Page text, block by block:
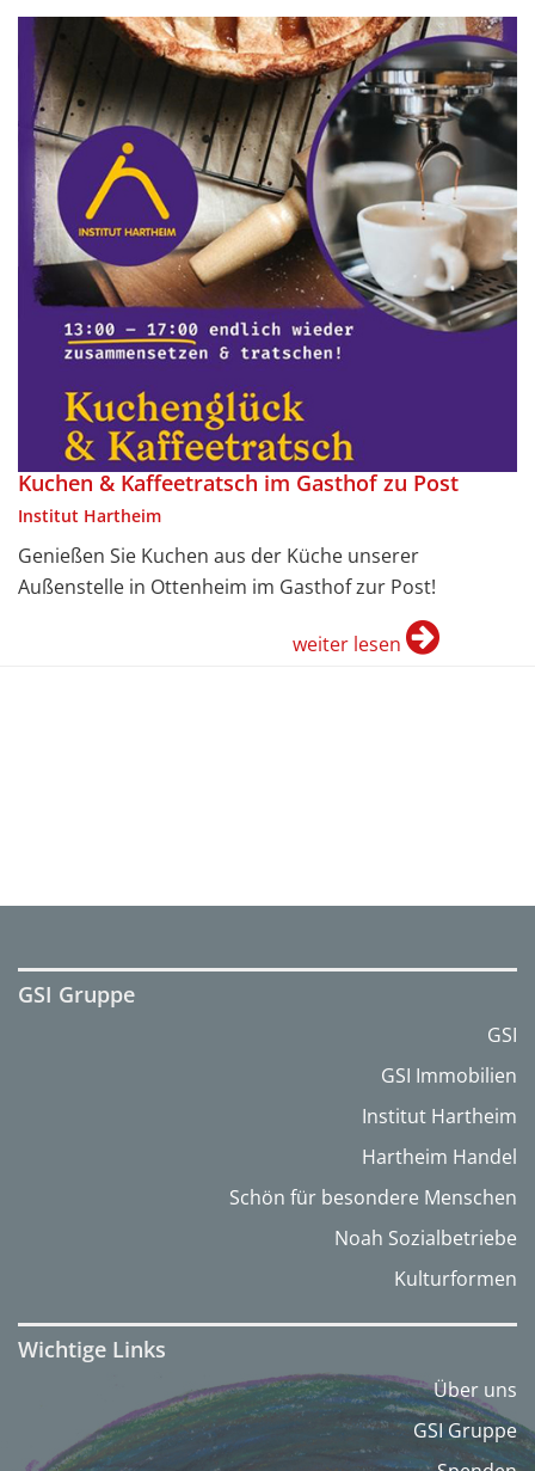
Kuchen & Kaffeetratsch im Gasthof zu Post
Institut Hartheim
Genießen Sie Kuchen aus der Küche unserer
Außenstelle in Ottenheim im Gasthof zur Post!
weiter lesen
GSI Gruppe
GSI
GSI Immobilien
Institut Hartheim
Hartheim Handel
Schön für besondere Menschen
Noah Sozialbetriebe
Kulturformen
Wichtige Links
Über uns
GSI Gruppe